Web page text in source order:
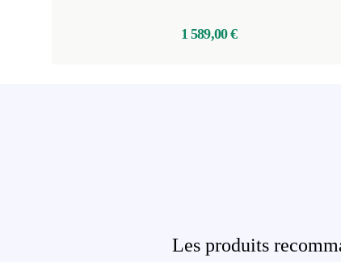
1 589,00 €
Les produits